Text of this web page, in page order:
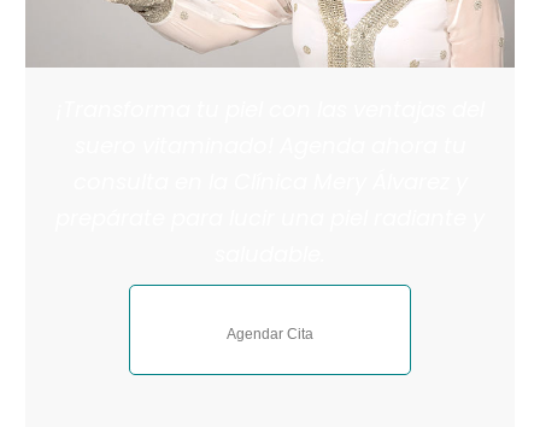
Agendar Cita